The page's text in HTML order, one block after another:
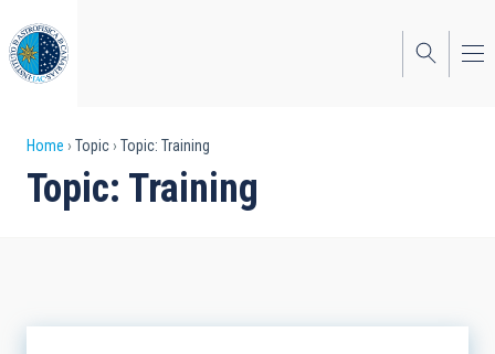
to
main
content
Breadcrumb
Home Topic Topic: Training
Topic: Training